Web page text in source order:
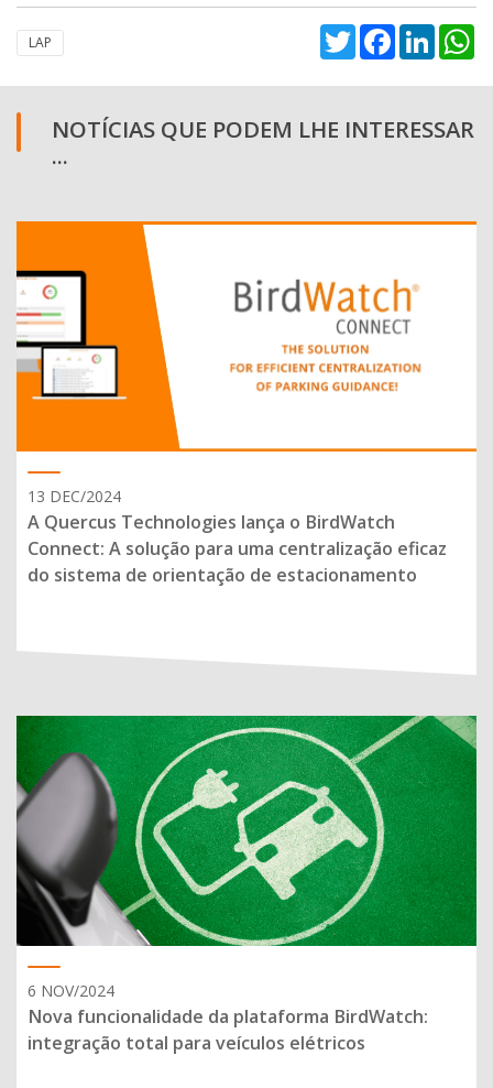
LAP TwitterFacebook
NOTÍCIAS QUE PODEM LHE INTERESSAR
...
13 DEC/2024
A Quercus Technologies lança o BirdWatch
Connect: A solução para uma centralização eficaz
do sistema de orientação de estacionamento
6 NOV/2024
Nova funcionalidade da plataforma BirdWatch:
integração total para veículos elétricos